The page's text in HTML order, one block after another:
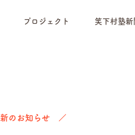
プロジェクト 笑下村塾新
のお知らせ ／